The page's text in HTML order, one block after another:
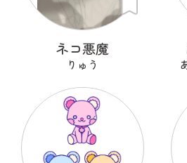
ネコ悪魔
りゅう